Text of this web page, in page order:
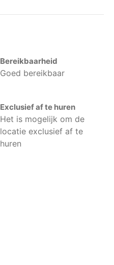
Bereikbaarheid
Goed bereikbaar
Exclusief af te huren
Het is mogelijk om de
locatie exclusief af te
huren